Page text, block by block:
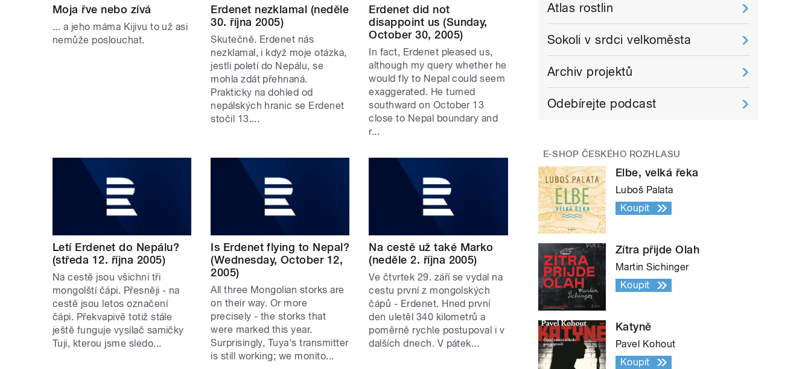
Moja řve nebo zívá
... a jeho máma Kijivu to už asi
nemůže poslouchat.
Erdenet nezklamal (neděle
30. října 2005)
Skutečně. Erdenet nás
nezklamal, i když moje otázka,
jestli poletí do Nepálu, se
mohla zdát přehnaná.
Prakticky na dohled od
nepálských hranic se Erdenet
stočil 13....
Erdenet did not
disappoint us (Sunday,
October 30, 2005)
In fact, Erdenet pleased us,
although my query whether he
would fly to Nepal could seem
exaggerated. He turned
southward on October 13
close to Nepal boundary and
r...
Letí Erdenet do Nepálu?
(středa 12. října 2005)
Na cestě jsou všichni tři
mongolští čápi. Přesněji - na
cestě jsou letos označení
čápi. Překvapivě totiž stále
ještě funguje vysílač samičky
Tuji, kterou jsme sledo...
Is Erdenet flying to Nepal?
(Wednesday, October 12,
2005)
All three Mongolian storks are
on their way. Or more
precisely - the storks that
were marked this year.
Surprisingly, Tuya's transmitter
is still working; we monito...
Na cestě už také Marko
(neděle 2. října 2005)
Ve čtvrtek 29. září se vydal na
cestu první z mongolských
čápů - Erdenet. Hned první
den uletěl 340 kilometrů a
poměrně rychle postupoval i v
dalších dnech. V pátek...
Atlas rostlin
Sokoli v srdci velkoměsta
Archiv projektů
Odebírejte podcast
E-SHOP ČESKÉHO ROZHLASU
Elbe, velká řeka
Luboš Palata
Koupit
Zítra přijde Olah
Martin Sichinger
Koupit
Katyně
Pavel Kohout
Koupit